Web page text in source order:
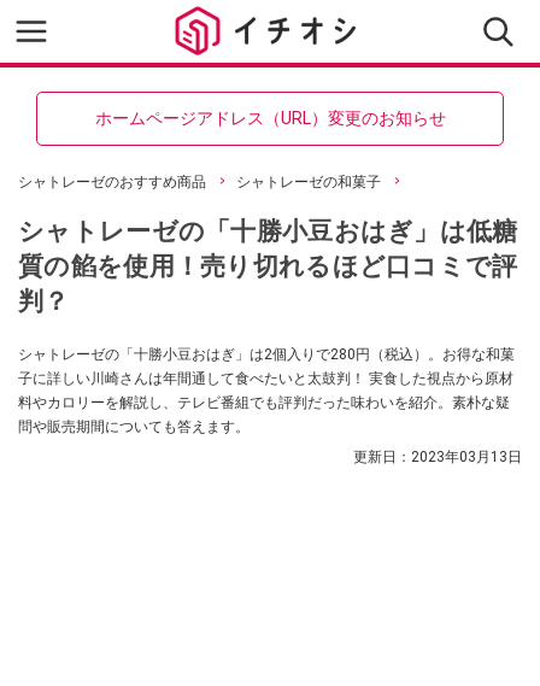
ホームページアドレス（URL）変更のお知らせ
シャトレーゼのおすすめ商品 シャトレーゼの和菓子
シャトレーゼの「十勝小豆おはぎ」は低糖
質の餡を使用！売り切れるほど口コミで評
判？
シャトレーゼの「十勝小豆おはぎ」は2個入りで280円（税込）。お得な和菓
子に詳しい川崎さんは年間通して食べたいと太鼓判！ 実食した視点から原材
料やカロリーを解説し、テレビ番組でも評判だった味わいを紹介。素朴な疑
問や販売期間についても答えます。
更新日： 2023年03月13日